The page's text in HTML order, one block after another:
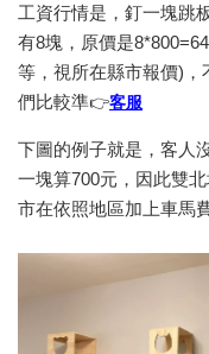
工資行情是，釘一塊跳
有8塊，原價是
等，視所在縣市報價)
們比較準👉客服
下圖的例子就是，客人
一塊算700元，因此雙
市在依照地區加上車馬費